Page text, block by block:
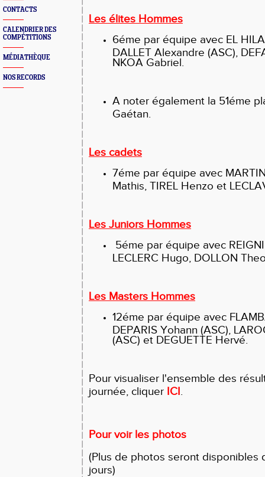
CONTACTS
CALENDRIER DES
COMPÉTITIONS
MÉDIATHÈQUE
NOS RECORDS
Les élites Hommes
6éme par équipe avec EL
DALLET Alexandre (ASC),
NKOA Gabriel.
A noter également la 51éme
Gaétan.
Les cadets
7éme par équipe avec
Mathis, TIREL Henzo et
Les Juniors Hommes
5éme par équipe avec
LECLERC Hugo, DOLLON
Les Masters Hommes
12éme par équipe avec
DEPARIS Yohann (ASC),
(ASC) et DEGUETTE Hervé.
Pour visualiser l'ensemble des
journée, cliquer ICI.
Pour voir les photos
(Plus de photos seront disponibles
jours)